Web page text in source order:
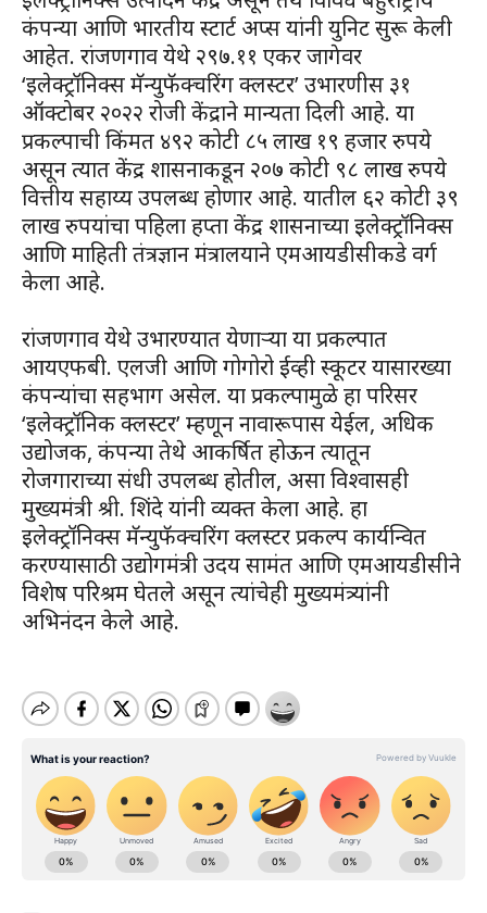
कंपन्या आणि भारतीय स्टार्ट अप्स यांनी युनिट सुरू केली
आहेत. रांजणगाव येथे २९७.११ एकर जागेवर
‘इलेक्ट्रॉनिक्स मॅन्युफॅक्चरिंग क्लस्टर’ उभारणीस ३१
ऑक्टोबर २०२२ रोजी केंद्राने मान्यता दिली आहे. या
प्रकल्पाची किंमत ४९२ कोटी ८५ लाख १९ हजार रुपये
असून त्यात केंद्र शासनाकडून २०७ कोटी ९८ लाख रुपये
वित्तीय सहाय्य उपलब्ध होणार आहे. यातील ६२ कोटी ३९
लाख रुपयांचा पहिला हप्ता केंद्र शासनाच्या इलेक्ट्रॉनिक्स
आणि माहिती तंत्रज्ञान मंत्रालयाने एमआयडीसीकडे वर्ग
केला आहे.
रांजणगाव येथे उभारण्यात येणाऱ्या या प्रकल्पात
आयएफबी. एलजी आणि गोगोरो ईव्ही स्कूटर यासारख्या
कंपन्यांचा सहभाग असेल. या प्रकल्पामुळे हा परिसर
‘इलेक्ट्रॉनिक क्लस्टर’ म्हणून नावारूपास येईल, अधिक
उद्योजक, कंपन्या तेथे आकर्षित होऊन त्यातून
रोजगाराच्या संधी उपलब्ध होतील, असा विश्वासही
मुख्यमंत्री श्री. शिंदे यांनी व्यक्त केला आहे. हा
इलेक्ट्रॉनिक्स मॅन्युफॅक्चरिंग क्लस्टर प्रकल्प कार्यन्वित
करण्यासाठी उद्योगमंत्री उदय सामंत आणि एमआयडीसीने
विशेष परिश्रम घेतले असून त्यांचेही मुख्यमंत्र्यांनी
अभिनंदन केले आहे.